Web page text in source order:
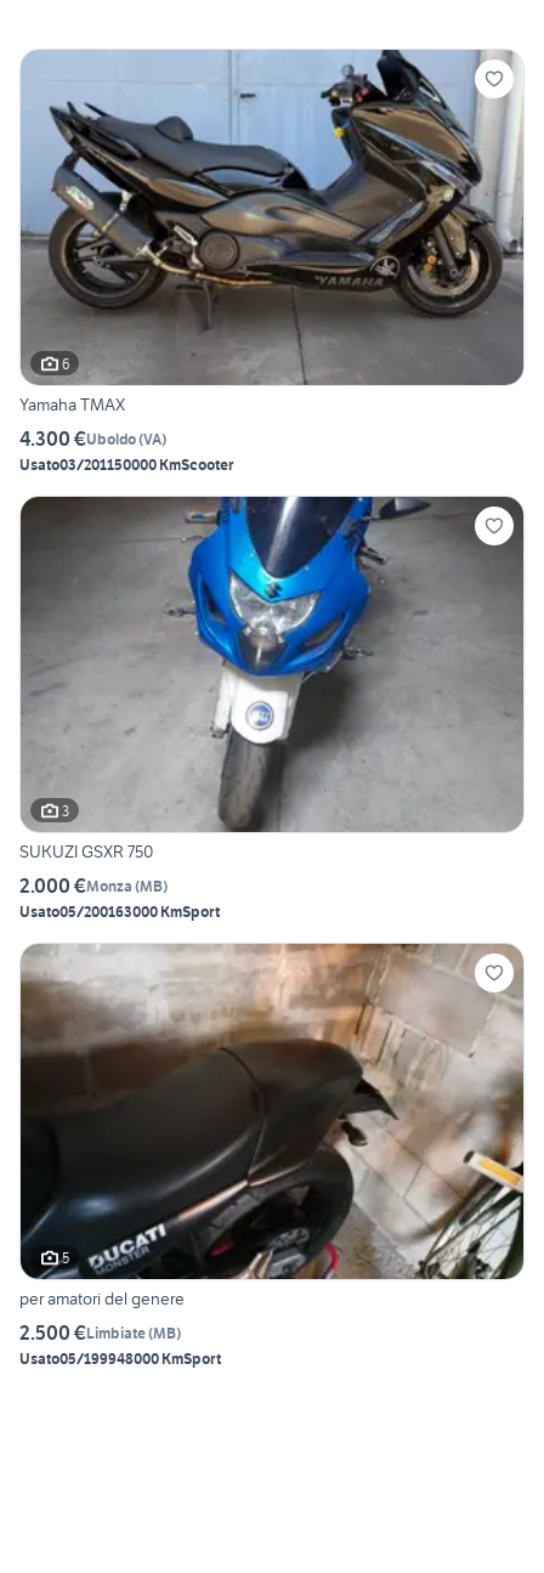
6
Yamaha TMAX
4.300 €Uboldo(VA)
Usato03/201150000 KmScooter
3
SUKUZI GSXR 750
2.000 €Monza (MB)
Usato05/200163000 KmSport
5
per amatori del genere
2.500 €Limbiate(MB)
Usato05/199948000 KmSport